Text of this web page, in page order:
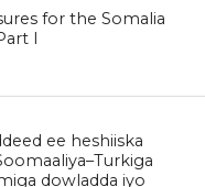
for the Somalia
I
ee heshiiska
dowladda iyo